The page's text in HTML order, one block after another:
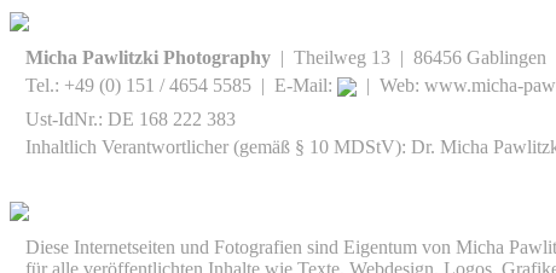
Micha Pawlitzki Photography | Theilweg 13 | 86456 Gablingen
Tel.: +49 (0) 151 / 4654 5585 | E-Mail:
| Web: www.micha-
Ust-IdNr.: DE 168 222 383
Inhaltlich Verantwortlicher (gemäß § 10 MDStV): Dr. Micha
Diese Internetseiten und Fotografien sind Eigentum von Micha
für alle veröffentlichten Inhalte wie Texte, Webdesign, Logos,